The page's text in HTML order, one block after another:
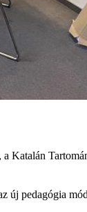
Katalán
pedagógia